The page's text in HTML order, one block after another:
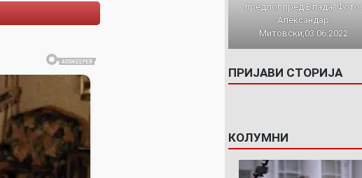
предлог пред Влада. Фото:
Александар
Митовски,03.06.2022
ПРИЈАВИ СТОРИЈА
КОЛУМНИ